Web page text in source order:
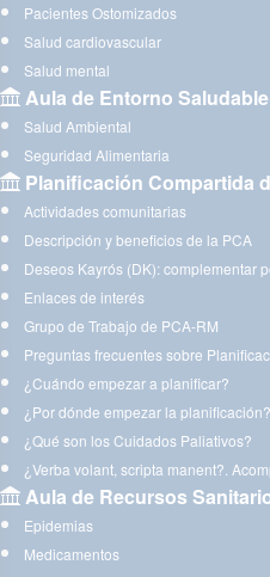
Pacientes Ostomizados
Salud cardiovascular
Salud mental
Aula de Entorno Saludable
Salud Ambiental
Seguridad Alimentaria
Planificación Compartida
Actividades comunitarias
Descripción y beneficios de la PCA
Deseos Kayrós (DK): complementar
Enlaces de interés
Grupo de Trabajo de PCA-RM
Preguntas frecuentes sobre
¿Cuándo empezar a planificar?
¿Por dónde empezar la planificación?
¿Qué son los Cuidados Paliativos?
¿Verba volant, scripta manent?.
Aula de Recursos
Epidemias
Medicamentos